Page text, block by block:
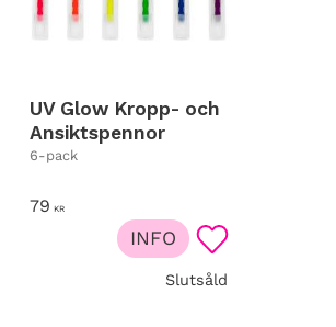
UV Glow Kropp- och
Ansiktspennor
6-pack
79 KR
Lägg till i
Slutsåld
INFO